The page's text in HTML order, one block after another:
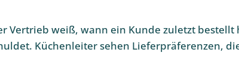
Vertrieb weiß, wann ein Kunde zuletzt bestellt
Küchenleiter sehen Lieferpräferenzen,